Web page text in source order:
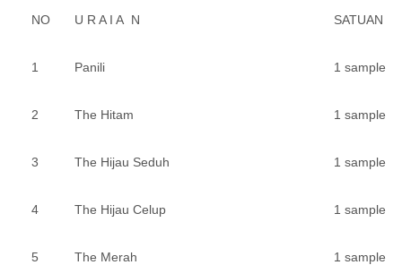
NO U R A I A N SATUAN
1 Panili 1 sample
2 The Hitam 1 sample
3 The Hijau Seduh 1 sample
4 The Hijau Celup 1 sample
5 The Merah 1 sample